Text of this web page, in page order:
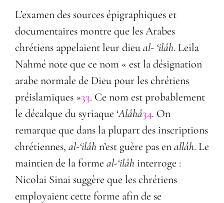
L’examen des sources épigraphiques et
documentaires montre que les Arabes
chrétiens appelaient leur dieual- ‘ilâh. Leila
Nahmé note que ce nom « est la désignation
arabe normale de Dieu pour les chrétiens
préislamiques »33. Ce nom est probablement
le décalque du syriaque ‘Alâhâ34. On
remarque que dans la plupart des inscriptions
chrétiennes, al-‘ilâhn’est guère pasenallâh. Le
maintien de la forme al-‘ilâh interroge :
Nicolai Sinai suggère que les chrétiens
employaient cette forme afin de se